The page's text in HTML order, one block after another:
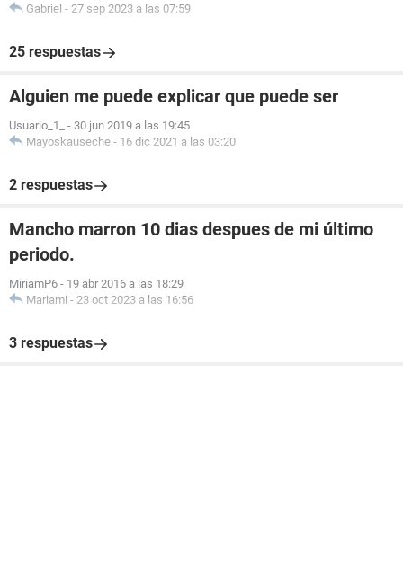
Gabriel - 27 sep 2023 a las 07:59
25 respuestas
Alguien me puede explicar que puede ser
Usuario_1_ - 30 jun 2019 a las 19:45
Mayoskauseche - 16 dic 2021 a las 03:20
2 respuestas
Mancho marron 10 dias despues de mi último
periodo.
MiriamP6 - 19 abr 2016 a las 18:29
Mariami - 23 oct 2023 a las 16:56
3 respuestas